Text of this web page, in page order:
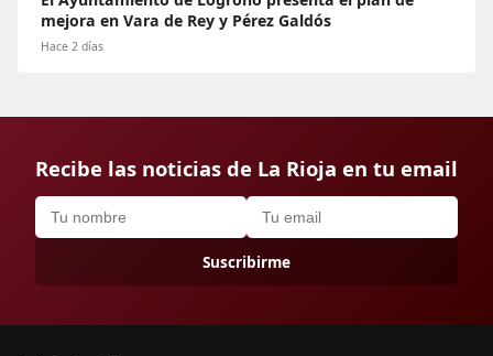
mejora en Vara de Rey y Pérez Galdós
Hace 2 días
Recibe las noticias de La Rioja en tu email
Suscribirme